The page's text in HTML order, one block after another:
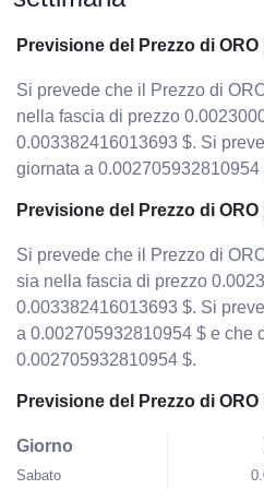
Previsione del Prezzo di
Si prevede che il Prezzo di
nella fascia di prezzo
0.003382416013693 $. Si
giornata a 0.002705932810954
Previsione del Prezzo di
Si prevede che il Prezzo di
sia nella fascia di prezzo
0.003382416013693 $. Si
a 0.002705932810954 $ e che
0.002705932810954 $.
Previsione del Prezzo di
Giorno
Sabato